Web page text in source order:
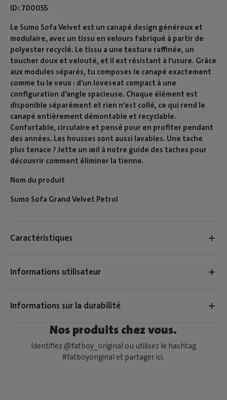
ID 700055
Le Sumo Sofa Velvet est un canapé design généreux et
modulaire, avec un tissu en velours fabriqué à partir de
polyester recyclé. Le tissu a une texture raffinée, un
toucher doux et velouté, et il est résistant à l’usure. Grâce
aux modules séparés, tu composes le canapé exactement
comme tu le veux : d’un loveseat compact à une
configuration d’angle spacieuse. Chaque élément est
disponible séparément et rien n’est collé, ce qui rend le
canapé entièrement démontable et recyclable.
Confortable, circulaire et pensé pour en profiter pendant
des années. Les housses sont aussi lavables. Une tache
plus tenace ? Jette un œil à notre guide des taches pour
découvrir comment éliminer la tienne.
Nom du produit
Sumo Sofa Grand Velvet Petrol
Caractéristiques
Informations utilisateur
Informations sur la durabilité
Nos produits chez vous.
Identifiez @fatboy_original ou utilisez le hashtag
#fatboyoriginal et partager ici.